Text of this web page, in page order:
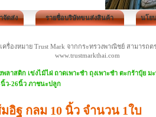
จัดส่ง รายชื่อบริษัทขนส่งสินค้า นโย
รื่องหมาย Trust Mark จากกระทรวงพาณิชย์ สามารถ
www.trustmarkthai.com
ลาสติก เข่งไม้ไผ่ ถาดเพาะชำ ถุงเพาะชำ ตะกร้าปุ๋ย
ว-26นิ้ว ภาชนะปลูก
อิฐ กลม 10 นิ้ว จำนวน 1ใบ